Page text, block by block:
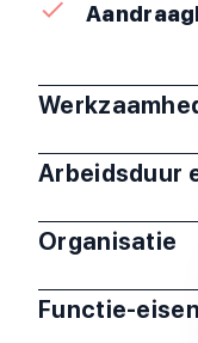
Arbeidsduur
Organisatie
Functie-eisen